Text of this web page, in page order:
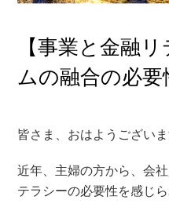
【事業と金融
ムの融合の必要
皆さま、おはようございま
近年、主婦の方から、会
テラシーの必要性を感じ